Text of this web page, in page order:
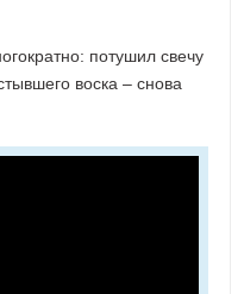
потушил свечу
воска – снова